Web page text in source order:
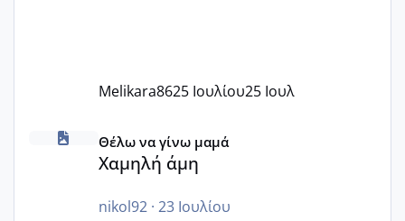
Melikara8625 Ιουλίου25 Ιουλ
Χαμηλή άμη
Θέλω να γίνω μαμά
Χαμηλή άμη
nikol92· 23 Ιουλίου